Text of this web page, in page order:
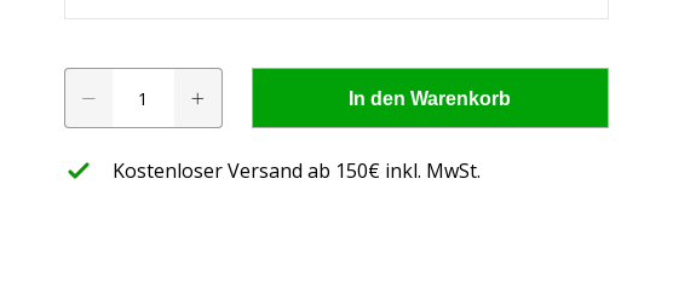
Sortimentskasten
Kabelschuhe
mit
Crimpzange
Menge
In den Warenkorb
Kostenloser Versand ab 150€ inkl. MwSt.